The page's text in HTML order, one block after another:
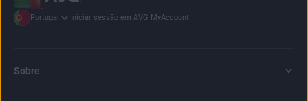
Portugal Iniciar sessão em AVG MyAccount
Sobre